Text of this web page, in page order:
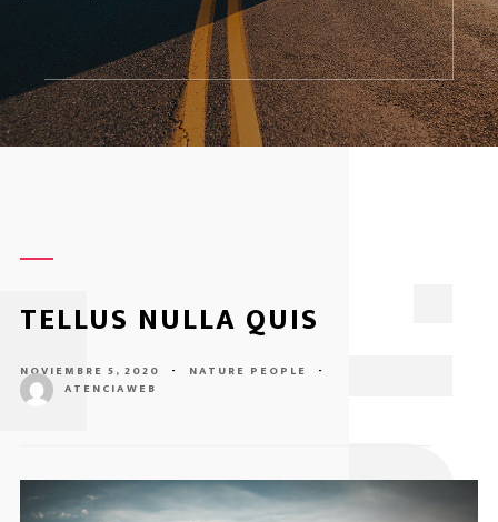
TELLUS NULLA QUIS
NOVIEMBRE 5, 2020 - NATURE PEOPLE
-
ATENCIAWEB